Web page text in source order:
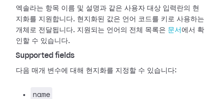
엑솔라는 항목 이름 및 설명과 같은 사용자 대상 입력란의 현
지화를 지원합니다. 현지화된 값은 언어 코드를 키로 사용하는
개체로 전달됩니다. 지원되는 언어의 전체 목록은 문서 에서 확
인할 수 있습니다.
Supported fields
다음 매개 변수에 대해 현지화를 지정할 수 있습니다:
name